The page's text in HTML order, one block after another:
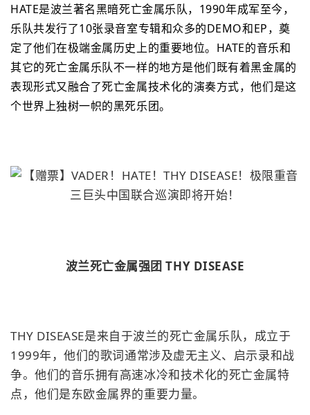
HATE是波兰著名黑暗死亡金属乐队，1990年成军至今，
乐队共发行了10张录音室专辑和众多的DEMO和EP，奠
定了他们在极端金属历史上的重要地位。HATE的音乐和
其它的死亡金属乐队不一样的地方是他们既有着黑金属的
表现形式又融合了死亡金属技术化的演奏方式，他们是这
个世界上独树一帜的黑死乐团。
波兰死亡金属强团 THY DISEASE
THY DISEASE是来自于波兰的死亡金属乐队，成立于
1999年，他们的歌词通常涉及虚无主义、启示录和战
争。他们的音乐拥有高速冰冷和技术化的死亡金属特
点，他们是东欧金属界的重要力量。